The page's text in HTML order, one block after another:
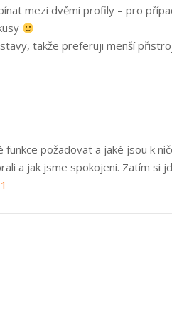
mezi dvěmi profily – pro
takže preferuji menší
požadovat a jaké jsou k
a jak jsme spokojeni. Zatím si